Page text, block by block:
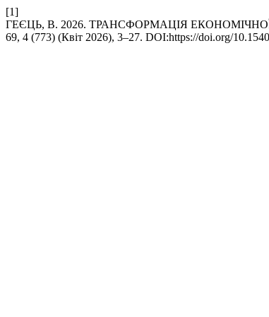
[1]
ГЕЄЦЬ, В. 2026. ТРАНСФОРМАЦІЯ
69, 4 (773) (Квіт 2026), 3–27. DOI:https://doi.org/